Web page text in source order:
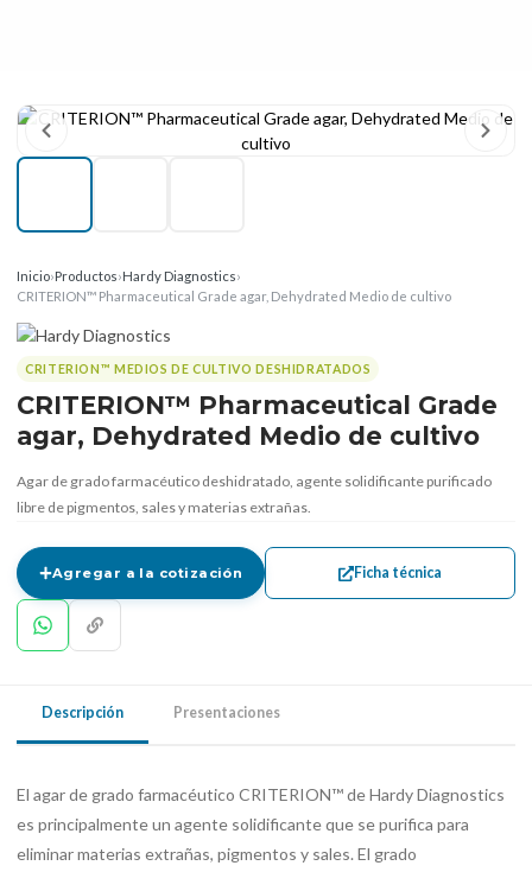
Inicio›Productos›Hardy Diagnostics›
CRITERION™ Pharmaceutical Grade agar, Dehydrated Medio de cultivo
CRITERION™ MEDIOS DE CULTIVO DESHIDRATADOS
CRITERION™ Pharmaceutical Grade
agar, Dehydrated Medio de cultivo
Agar de grado farmacéutico deshidratado, agente solidificante purificado
libre de pigmentos, sales y materias extrañas.
Agregar a la cotización Ficha técnica
Descripción Presentaciones
El agar de grado farmacéutico CRITERION™ de Hardy Diagnostics
es principalmente un agente solidificante que se purifica para
eliminar materias extrañas, pigmentos y sales. El grado